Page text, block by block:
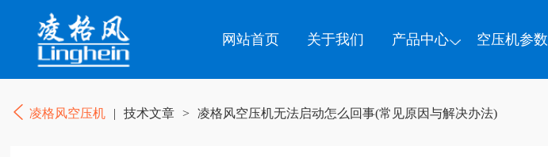
网站首页 关于我们 产品中心 空压机参数
凌格风空压机 | 技术文章 > 凌格风空压机无法启动怎么回事(常见原因与解决办法)